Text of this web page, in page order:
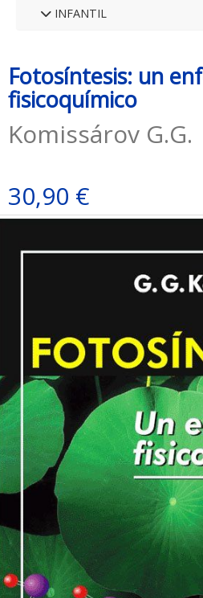
INFANTIL
Fotosíntesis: un
fisicoquímico
Komissárov G.G.
30,90 €